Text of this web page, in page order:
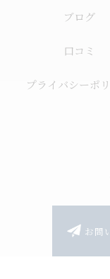
お問
ブログ
口コミ
プライバシーポ
© 2026 埼玉の美